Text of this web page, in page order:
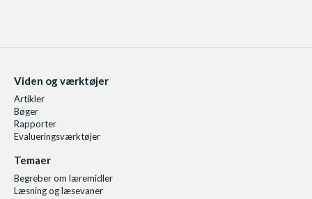
Viden og værktøjer
Artikler
Bøger
Rapporter
Evalueringsværktøjer
Temaer
Begreber om læremidler
Læsning og læsevaner